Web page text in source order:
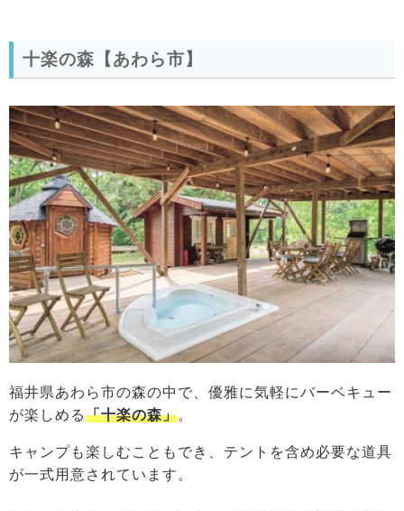
十楽の森【あわら市】
福井県あわら市の森の中で、優雅に気軽にバーベキュー
が楽しめる「十楽の森」。
キャンプも楽しむこともでき、テントを含め必要な道具
が一式用意されています。